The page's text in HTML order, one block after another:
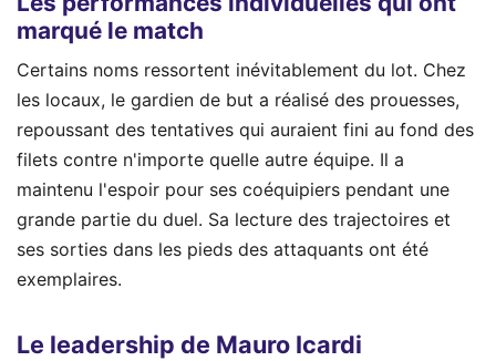
marqué le match
Certains noms ressortent inévitablement du lot. Chez
les locaux, le gardien de but a réalisé des prouesses,
repoussant des tentatives qui auraient fini au fond des
filets contre n'importe quelle autre équipe. Il a
maintenu l'espoir pour ses coéquipiers pendant une
grande partie du duel. Sa lecture des trajectoires et
ses sorties dans les pieds des attaquants ont été
exemplaires.
Le leadership de Mauro Icardi